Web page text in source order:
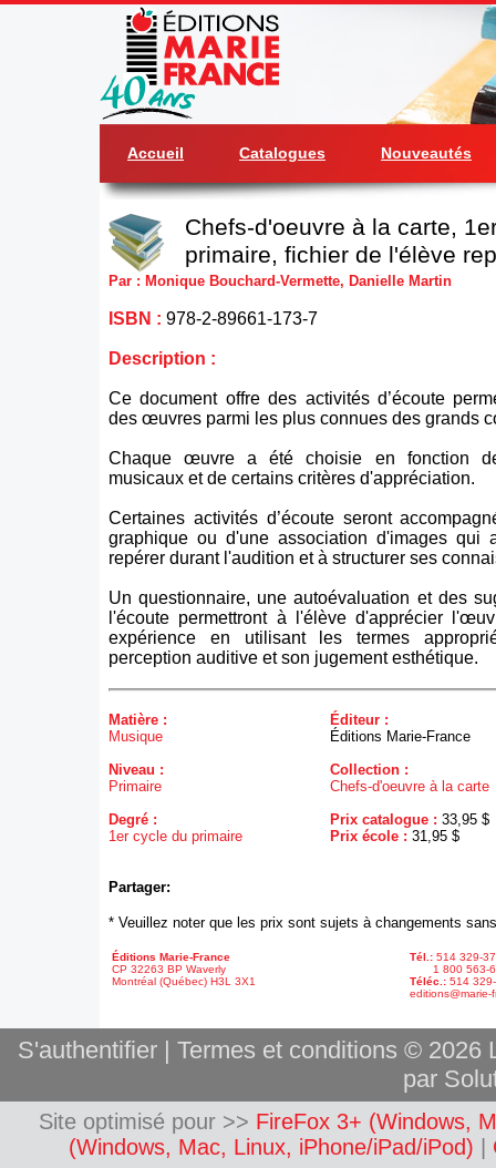
Accueil Catalogues Nouveautés
Chefs-d'oeuvre à la carte,
primaire, fichier de l'élève
Par : Monique Bouchard-Vermette, Danielle Martin
ISBN : 978-2-89661-173-7
Description :
Ce document offre des activités d’écoute
des œuvres parmi les plus connues des grands
Chaque œuvre a été choisie en fonction
musicaux et de certains critères d'appréciation.
Certaines activités d’écoute seront
graphique ou d'une association d'images qui
repérer durant l'audition et à structurer ses
Un questionnaire, une autoévaluation et des
l'écoute permettront à l'élève d'apprécier
expérience en utilisant les termes
perception auditive et son jugement esthétique.
Matière :
Musique
Niveau :
Primaire
Degré :
1er cycle du primaire
Éditeur :
Éditions Marie-France
Collection :
Chefs-d'oeuvre à la carte
Prix catalogue : 33,95 $
Prix école : 31,95 $
Partager:
* Veuillez noter que les prix sont sujets à changements
Éditions Marie-France
CP 32263 BP Waverly
Montréal (Québec) H3L 3X1
Tél.: 514 329-
1 800 563-
Téléc.: 514
editions@marie-
S'authentifier| Termes et conditions © 2026
par
Site optimisé pour >> FireFox 3+ (Windows,
(Windows, Mac, Linux, iPhone/iPad/iPod)